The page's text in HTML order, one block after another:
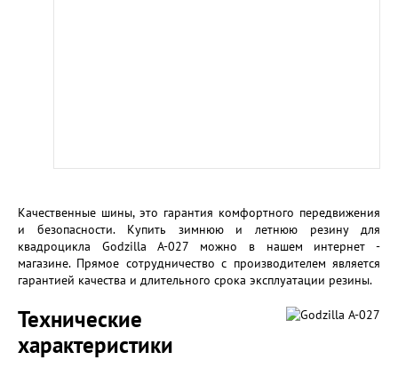
Качественные шины, это гарантия комфортного передвижения
и безопасности. Купить зимнюю и летнюю резину для
квадроцикла Godzilla А-027 можно в нашем интернет -
магазине. Прямое сотрудничество с производителем является
гарантией качества и длительного срока эксплуатации резины.
Технические
характеристики